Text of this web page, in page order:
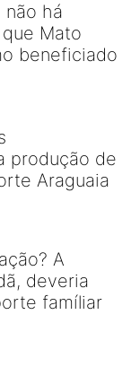
não há
Mato
beneficiado
produção de
Araguaia
A
deveria
famíliar